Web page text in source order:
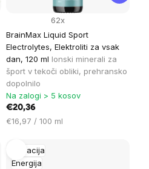
BrainMax Liquid Sport
Electrolytes, Elektroliti za vsak
dan, 120 ml Ionski minerali za
šport v tekoči obliki, prehransko
dopolnilo
62x
Na zalogi > 5 kosov
€20,36
Cena
enoto:
€16,97 / 100 ml
Hidracija
Energija